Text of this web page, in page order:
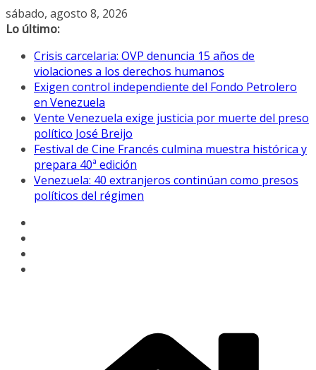
Saltar
al
sábado, agosto 8, 2026
Lo último:
Crisis carcelaria: OVP denuncia 15 años de
violaciones a los derechos humanos
Exigen control independiente del Fondo Petrolero
en Venezuela
Vente Venezuela exige justicia por muerte del preso
político José Breijo
Festival de Cine Francés culmina muestra histórica y
prepara 40ª edición
Venezuela: 40 extranjeros continúan como presos
políticos del régimen